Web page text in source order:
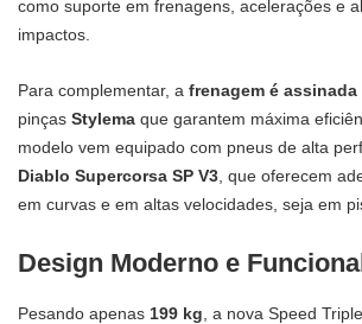
como suporte em frenagens, acelerações e
impactos.
Para complementar, a frenagem é assinada
pinças Stylema que garantem máxima
modelo vem equipado com pneus de alta
Diablo Supercorsa SP V3 , que oferecem
em curvas e em altas velocidades, seja em
Design Moderno e
Pesando apenas 199 kg , a nova Speed